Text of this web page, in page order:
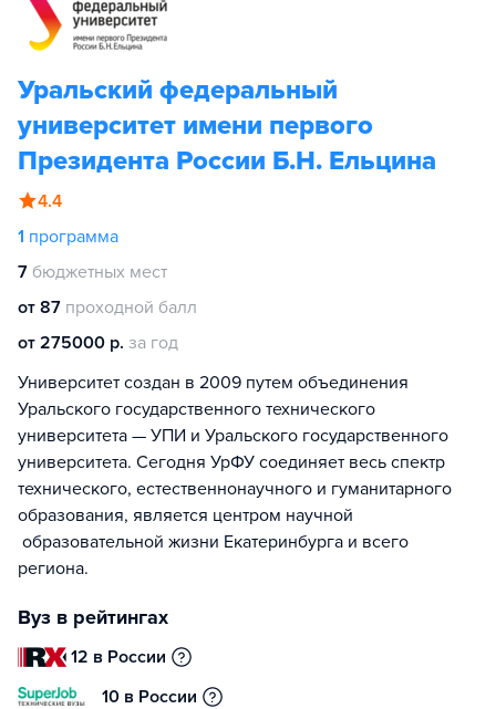
Уральский федеральный
университет имени первого
Президента России Б.Н. Ельцина
4.4
1 программа
7 бюджетных мест
от 87 проходной балл
от 275000 р. за год
Университет создан в 2009 путем объединения
Уральского государственного технического
университета — УПИ и Уральского государственного
университета. Сегодня УрФУ соединяет весь спектр
технического, естественнонаучного и гуманитарного
образования, является центром научной
образовательной жизни Екатеринбурга и всего
региона.
Вуз в рейтингах
12 в России
10 в России